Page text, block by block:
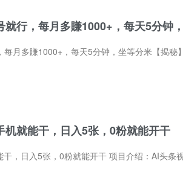
行，每月多賺1000+，每天5分钟
钟，坐等分米【揭秘】 头条号托管，每天5分钟，坐等分钱你出号，我们出内容出运营
机就能干，日入5张，0粉就能开干
开干 项目介绍：AI头条视频变现，就是用AI工具自动生成视频，发布到今日头条賺播